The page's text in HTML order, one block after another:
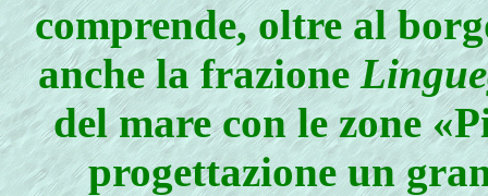
comprende, oltre al
anche la frazione
del mare con le zone
progettazione un